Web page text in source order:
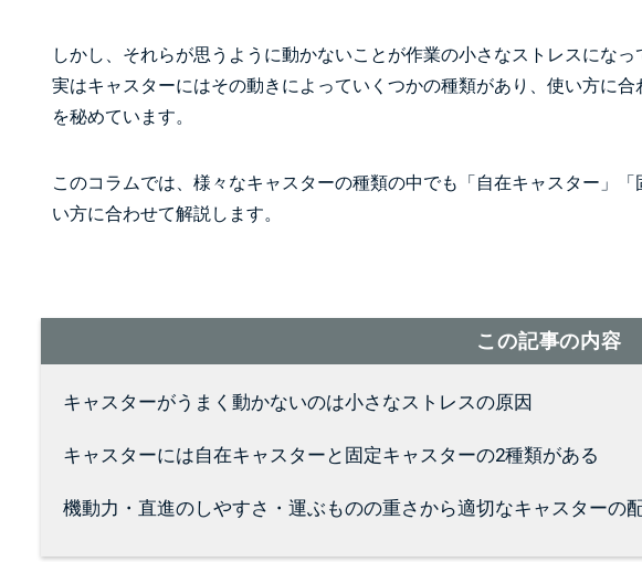
しかし、それらが思うように動かないことが作業の小さなストレスになっ
実はキャスターにはその動きによっていくつかの種類があり、使い方に
を秘めています。
このコラムでは、様々なキャスターの種類の中でも「自在キャスター」
い方に合わせて解説します。
この記事の内容
キャスターがうまく動かないのは小さなストレスの原因
キャスターには自在キャスターと固定キャスターの2種類がある
機動力・直進のしやすさ・運ぶものの重さから適切なキャスターの